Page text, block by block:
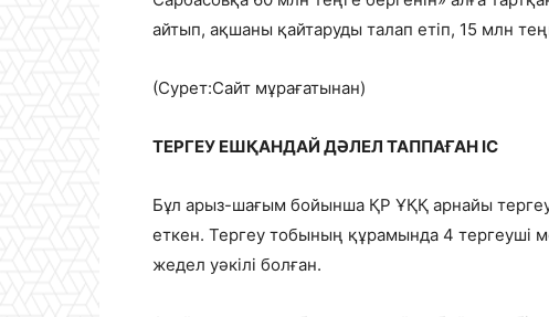
айтып, ақшаны қайтаруды талап етіп, 15 млн
(Сурет:Сайт мұрағатынан)
ТЕРГЕУ ЕШҚАНДАЙ ДӘЛЕЛ ТАППАҒАН ІС
Бұл арыз-шағым бойынша ҚР ҰҚҚ арнайы
еткен. Тергеу тобының құрамында 4 тергеуші
жедел уәкілі болған.